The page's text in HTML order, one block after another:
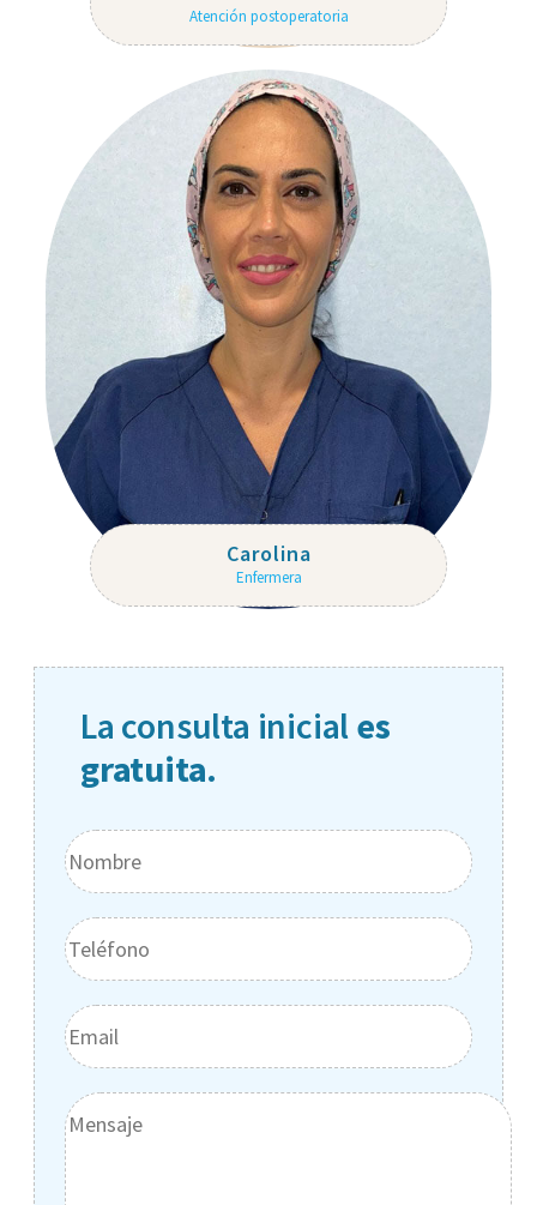
Atención postoperatoria
Carolina
Enfermera
La consulta iniciales
gratuita.